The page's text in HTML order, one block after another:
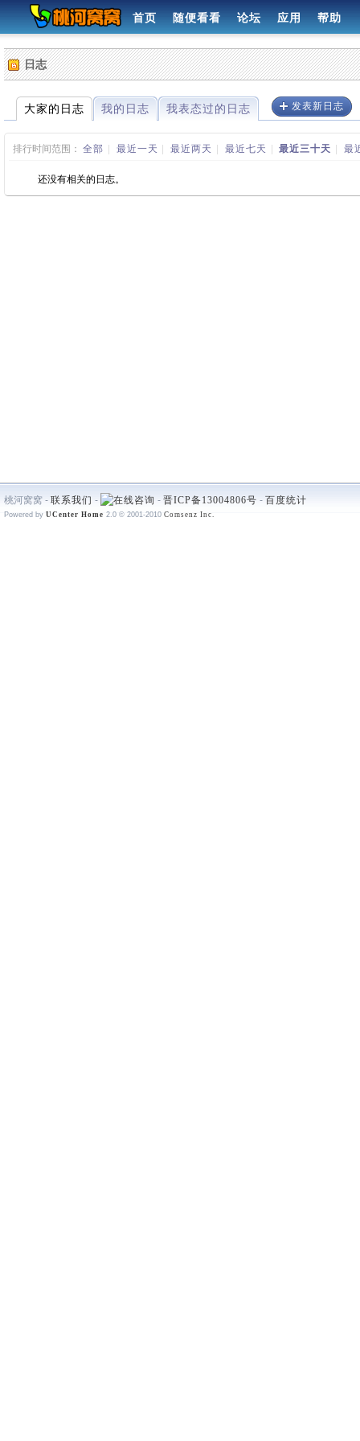
首页 随便看看 论坛 应用 帮助
日志
大家的日志 我的日志 我表态过的日志 发表新日志
排行时间范围： 全部 最近一天 最近两天 最近七天 最近三十天 最
还没有相关的日志。
桃河窝窝 - 联系我们 - - 晋ICP备13004806号 - 百度统计
Powered by UCenter Home 2.0 © 2001-2010 Comsenz Inc.